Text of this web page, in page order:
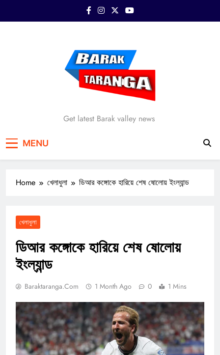
Barak Taranga
Get latest Barak valley news
MENU
Home খেলাধুলা ডিআর কঙ্গোকে হারিয়ে শেষ ষোলোয় ইংল্যান্ড
খেলাধুলা
ডিআর কঙ্গোকে হারিয়ে শেষ ষোলোয়
ইংল্যান্ড
Baraktaranga.com 1 Month Ago 0 1 Mins